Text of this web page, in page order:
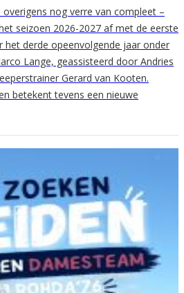
overigens nog verre van compleet –
seizoen 2026-2027 af met de eerste
het derde opeenvolgende jaar onder
Lange, geassisteerd door Andries
Gerard van Kooten.
betekent tevens een nieuwe